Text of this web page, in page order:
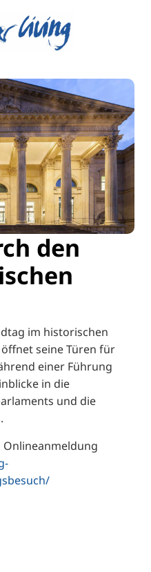
den
im historischen
seine Türen für
einer Führung
in die
und die